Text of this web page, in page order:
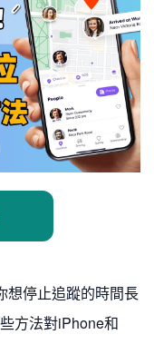
想停止追蹤的時間長
方法對iPhone和